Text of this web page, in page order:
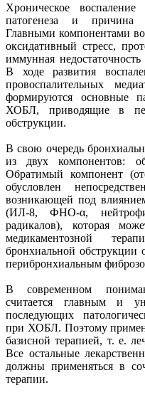
Хроническое
патогенеза и причина
Главными компонентами
оксидативный стресс,
иммунная
В ходе развития
провоспалительных
формируются основные
ХОБЛ, приводящие в
обструкции.
В свою очередь
из двух компонентов:
Обратимый компонент
обусловлен
возникающей под
(ИЛ-8, ФНО-α,
радикалов), которая
медикаментозной
бронхиальной обструкции
перибронхиальным
В современном
считается главным и
последующих
при ХОБЛ. Поэтому
базисной терапией, т. е.
Все остальные
должны применяться в
терапии.